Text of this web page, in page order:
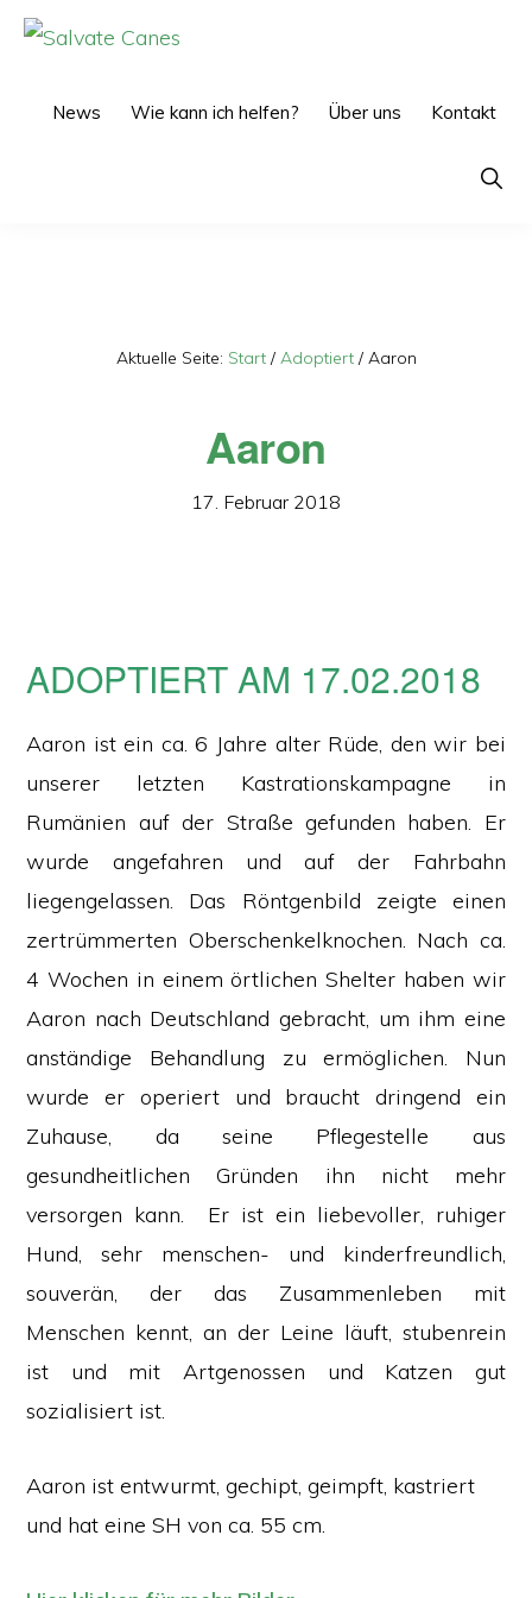
Zur
Zum
News Wie kann ich helfen? Über uns Kontakt
Show
Aktuelle Seite: Start / Adoptiert /Aaron
Aaron
17. Februar 2018
ADOPTIERT AM 17.02.2018
Aaron ist ein ca. 6 Jahre alter Rüde, den wir bei
unserer letzten Kastrationskampagne in
Rumänien auf der Straße gefunden haben. Er
wurde angefahren und auf der Fahrbahn
liegengelassen. Das Röntgenbild zeigte einen
zertrümmerten Oberschenkelknochen. Nach ca.
4 Wochen in einem örtlichen Shelter haben wir
Aaron nach Deutschland gebracht, um ihm eine
anständige Behandlung zu ermöglichen. Nun
wurde er operiert und braucht dringend ein
Zuhause, da seine Pflegestelle aus
gesundheitlichen Gründen ihn nicht mehr
versorgen kann. Er ist ein liebevoller, ruhiger
Hund, sehr menschen- und kinderfreundlich,
souverän, der das Zusammenleben mit
Menschen kennt, an der Leine läuft, stubenrein
ist und mit Artgenossen und Katzen gut
sozialisiert ist.
Aaron ist entwurmt, gechipt, geimpft, kastriert
und hat eine SH von ca. 55 cm.